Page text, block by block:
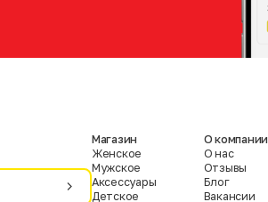
Магазин
Женское
Мужское
Аксессуары
Детское
О компании
О нас
Отзывы
Блог
Вакансии